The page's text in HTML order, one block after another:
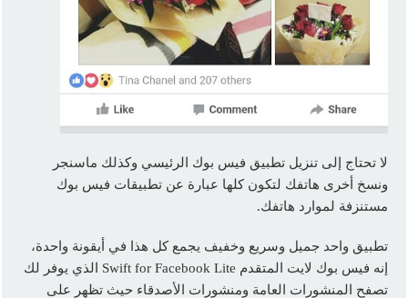
لا تحتاج إلى تنزيل تطبيق فيس بوك الرئيسي وكذلك ماسنجر
ونسخ أخرى هاتفك لتكون كلها عبارة عن تطبيقات فيس بوك
مستنزفة لموارد هاتفك.
تطبيق واحد جميل وسريع وخفيف يجمع كل هذا في أيقونة واحدة،
إنه فيس بوك لايت المتقدم Swift for Facebook Lite الذي يوفر لك
تصفح المنشورات العامة ومنشورات الأصدقاء حيث تظهر على